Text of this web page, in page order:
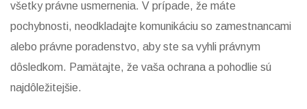
všetky právne usmernenia. V prípade, že máte
pochybnosti, neodkladajte komunikáciu so zamestnancami
alebo právne poradenstvo, aby ste sa vyhli právnym
dôsledkom. Pamätajte, že vaša ochrana a pohodlie sú
najdôležitejšie.